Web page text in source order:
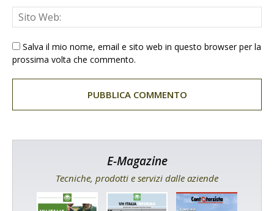
Salva il mio nome, email e sito web in questo browser per la
prossima volta che commento.
E-Magazine
Tecniche, prodotti e servizi dalle aziende